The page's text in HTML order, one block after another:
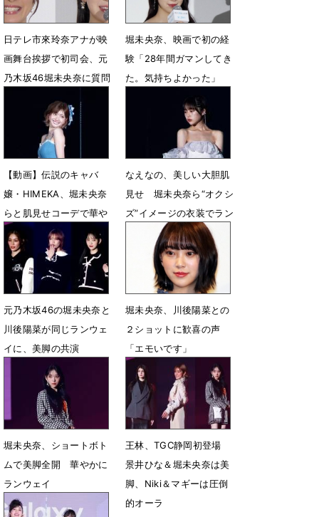
日テレ市來玲奈アナが映
画舞台挨拶で初司会、元
乃木坂46堀未央奈に質問
2月1日 09時10分
堀未央奈、映画で初の経
験「28年間ガマンしてき
た。気持ちよかった」
1月28日 09時21分
【動画】伝説のキャバ
嬢・HIMEKA、堀未央奈
らと肌見せコーデで華や
かにランウェイ
3月2日 16時15分
なえなの、美しい大胆肌
見せ 堀未央奈ら“オクシ
ズ”イメージの衣装でラン
1月14日 23時19分
元乃木坂46の堀未央奈と
川後陽菜が同じランウェ
イに、美脚の共演
2月13日 16時13分
堀未央奈、川後陽菜との
２ショットに歓喜の声
「エモいです」
2月12日 09時19分
堀未央奈、ショートボト
ムで美脚全開 華やかに
ランウェイ
1月16日 06時41分
王林、TGC静岡初登場
景井ひな＆堀未央奈は美
脚、Niki＆マギーは圧倒
的オーラ